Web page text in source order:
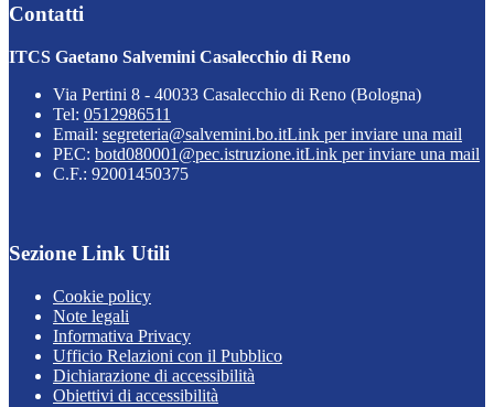
Contatti
ITCS Gaetano Salvemini Casalecchio di Reno
Via Pertini 8 - 40033 Casalecchio di Reno (Bologna)
Tel: 0512986511
Email: segreteria@salvemini.bo.itLink per inviare una mail
PEC: botd080001@pec.istruzione.itLink per inviare una mail
C.F.: 92001450375
Sezione Link Utili
Cookie policy
Note legali
Informativa Privacy
Ufficio Relazioni con il Pubblico
Dichiarazione di accessibilità
Obiettivi di accessibilità